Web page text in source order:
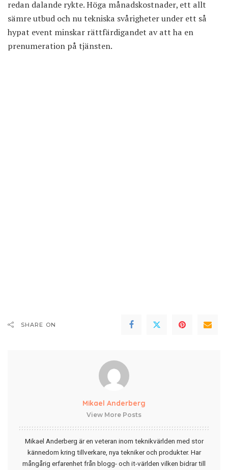
redan dalande rykte. Höga månadskostnader, ett allt
sämre utbud och nu tekniska svårigheter under ett så
hypat event minskar rättfärdigandet av att ha en
prenumeration på tjänsten.
SHARE ON
Mikael Anderberg
View More Posts
Mikael Anderberg är en veteran inom teknikvärlden med stor
kännedom kring tillverkare, nya tekniker och produkter. Har
mångårig erfarenhet från blogg- och it-världen vilken bidrar till